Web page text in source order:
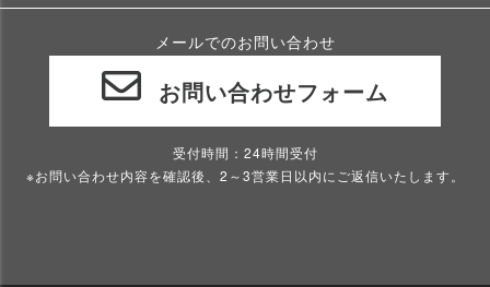
メールでのお問い合わせ
お問い合わせフォーム
受付時間：24時間受付
※お問い合わせ内容を確認後、2～3営業日以内にご返信いたします。